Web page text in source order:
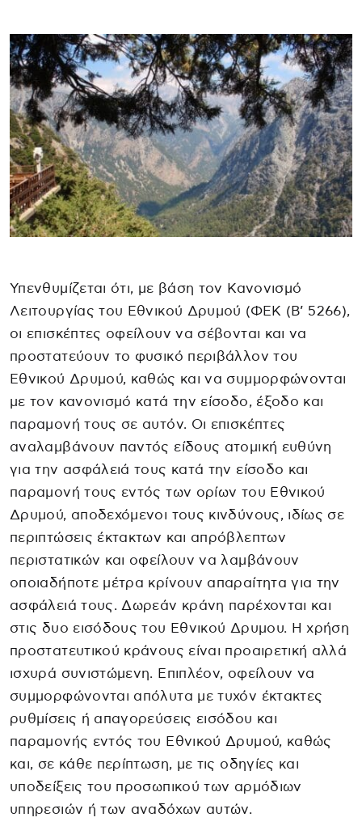
Υπενθυμίζεται ότι, με βάση τον Κανονισμό
Λειτουργίας του Εθνικού Δρυμού (ΦΕΚ (Β’ 5266),
οι επισκέπτες οφείλουν να σέβονται και να
προστατεύουν το φυσικό περιβάλλον του
Εθνικού Δρυμού, καθώς και να συμμορφώνονται
με τον κανονισμό κατά την είσοδο, έξοδο και
παραμονή τους σε αυτόν. Οι επισκέπτες
αναλαμβάνουν παντός είδους ατομική ευθύνη
για την ασφάλειά τους κατά την είσοδο και
παραμονή τους εντός των ορίων του Εθνικού
Δρυμού, αποδεχόμενοι τους κινδύνους, ιδίως σε
περιπτώσεις έκτακτων και απρόβλεπτων
περιστατικών και οφείλουν να λαμβάνουν
οποιαδήποτε μέτρα κρίνουν απαραίτητα για την
ασφάλειά τους. Δωρεάν κράνη παρέχονται και
στις δυο εισόδους του Εθνικού Δρυμου. Η χρήση
προστατευτικού κράνους είναι προαιρετική αλλά
ισχυρά συνιστώμενη. Επιπλέον, οφείλουν να
συμμορφώνονται απόλυτα με τυχόν έκτακτες
ρυθμίσεις ή απαγορεύσεις εισόδου και
παραμονής εντός του Εθνικού Δρυμού, καθώς
και, σε κάθε περίπτωση, με τις οδηγίες και
υποδείξεις του προσωπικού των αρμόδιων
υπηρεσιών ή των αναδόχων αυτών.